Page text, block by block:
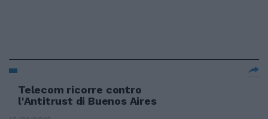
Telecom ricorre contro
l'Antitrust di Buenos Aires